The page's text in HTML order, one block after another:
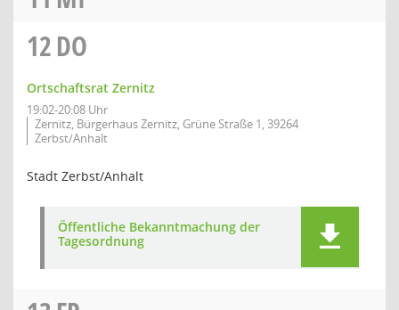
12DO
Ortschaftsrat Zernitz
19:02-20:08 Uhr
Zernitz, Bürgerhaus Zernitz, Grüne Straße 1, 39264
Zerbst/Anhalt
Stadt Zerbst/Anhalt
Öffentliche Bekanntmachung der
Tagesordnung